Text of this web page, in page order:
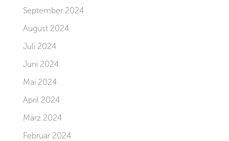
September 2024
August 2024
Juli 2024
Juni 2024
Mai 2024
April 2024
März 2024
Februar 2024